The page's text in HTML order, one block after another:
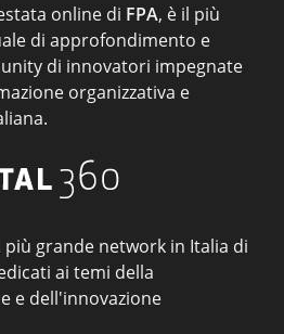
online di FPA, è il più
di approfondimento e
di innovatori impegnate
organizzativa e
più grande network in Italia di
ai temi della
e dell'innovazione